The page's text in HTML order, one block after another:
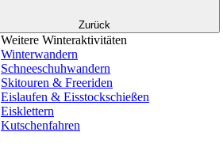
Zurück
Weitere Winteraktivitäten
Winterwandern
Schneeschuhwandern
Skitouren & Freeriden
Eislaufen & Eisstockschießen
Eisklettern
Kutschenfahren